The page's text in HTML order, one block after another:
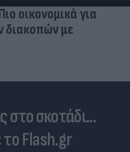
οικονομικά για
διακοπών με
στο σκοτάδι...
Flash.gr